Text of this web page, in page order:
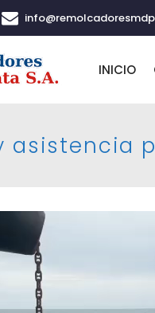
INICIO
asistencia